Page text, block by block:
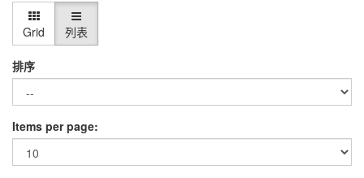
Grid 列表
排序
Items per page: